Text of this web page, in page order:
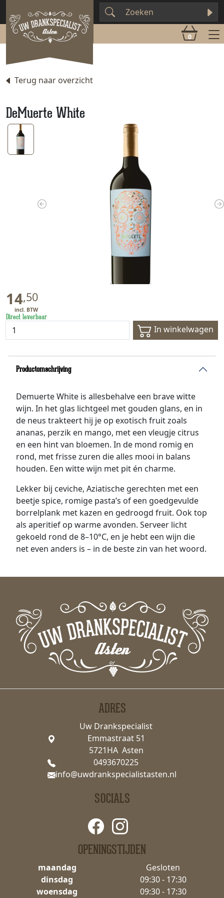
0
Terug naar overzicht
DeMuerte White
Previous
14,50
Direct leverbaar
In winkelwagen
Productomschrijving
Demuerte White is allesbehalve een brave witte
wijn. In het glas lichtgeel met gouden glans, en in
de neus trakteert hij je op exotisch fruit zoals
ananas, perzik en mango, met een vleugje citrus
en een hint van bloemen. In de mond romig en
rond, met frisse zuren die alles mooi in balans
houden. Een witte wijn met pit én charme.
Lekker bij ceviche, Aziatische gerechten met een
beetje spice, romige pasta’s of een goedgevulde
borrelplank met kazen en gedroogd fruit. Ook top
als aperitief op warme avonden. Serveer licht
gekoeld rond de 8–10°C, en je hebt een wijn die
net even anders is – in de beste zin van het woord.
ADRES
Uw Drankspecialist
Emmastraat 51
5721HA Asten
0493670225
info@uwdrankspecialistasten.nl
OPENINGSTIJDEN
maandag
Gesloten
dinsdag
09:30 - 17:30
woensdag
09:30 - 17:30
SOCIALS